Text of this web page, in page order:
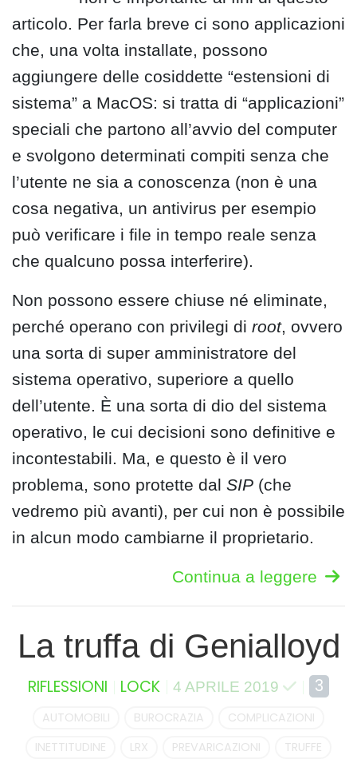
articolo. Per farla breve ci sono applicazioni
che, una volta installate, possono
aggiungere delle cosiddette “estensioni di
sistema” a MacOS: si tratta di “applicazioni”
speciali che partono all’avvio del computer
e svolgono determinati compiti senza che
l’utente ne sia a conoscenza (non è una
cosa negativa, un antivirus per esempio
può verificare i file in tempo reale senza
che qualcuno possa interferire).
Non possono essere chiuse né eliminate,
perché operano con privilegi di root, ovvero
una sorta di super amministratore del
sistema operativo, superiore a quello
dell’utente. È una sorta di dio del sistema
operativo, le cui decisioni sono definitive e
incontestabili. Ma, e questo è il vero
problema, sono protette dal SIP (che
vedremo più avanti), per cui non è possibile
in alcun modo cambiarne il proprietario.
Continua a leggere
La truffa di Genialloyd
RIFLESSIONI LOCK 4 APRILE 2019 3
AUTOMOBILI BUROCRAZIA
COMPLICAZIONI
INETTITUDINE
LRX PREVARICAZIONI TRUFFE